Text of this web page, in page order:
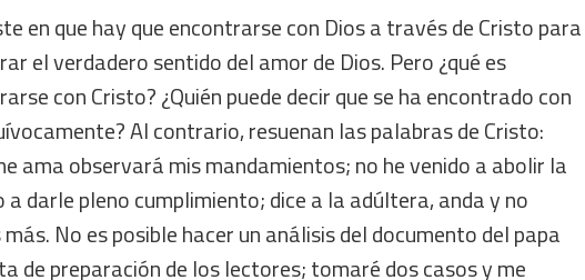
en que hay que encontrarse con Dios a través de Cristo para
el verdadero sentido del amor de Dios. Pero ¿qué es
con Cristo? ¿Quién puede decir que se ha encontrado con
Al contrario, resuenan las palabras de Cristo:
ama observará mis mandamientos; no he venido a abolir la
a darle pleno cumplimiento; dice a la adúltera, anda y no
más. No es posible hacer un análisis del documento del papa
de preparación de los lectores; tomaré dos casos y me